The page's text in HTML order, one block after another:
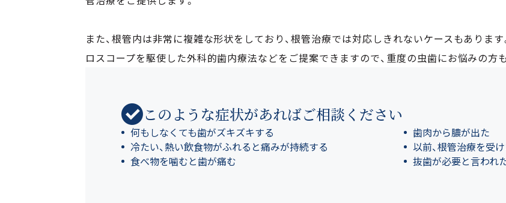
また、根管内は非常に複雑な形状をしており、根管治療では対応しきれないケースもありま
ロスコープを駆使した外科的歯内療法などをご提案できますので、重度の虫歯にお悩みの方
このような症状があればご相談ください
何もしなくても歯がズキズキする
冷たい、熱い飲食物がふれると痛みが持続する
食べ物を噛むと歯が痛む
歯肉から膿が出た
以前、根管治療を受
抜歯が必要と言われ